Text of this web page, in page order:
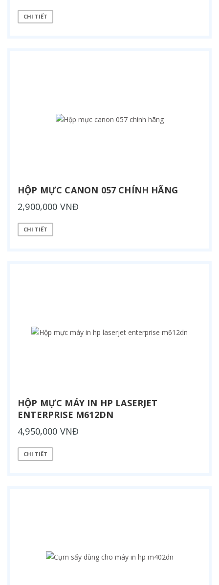
CHI TIẾT
HỘP MỰC CANON 057 CHÍNH HÃNG
2,900,000 VNĐ
CHI TIẾT
HỘP MỰC MÁY IN HP LASERJET
ENTERPRISE M612DN
4,950,000 VNĐ
CHI TIẾT